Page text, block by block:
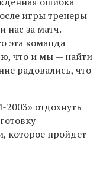
игры тренеры
нас за матч.
эта команда
что и мы — найти
радовались, что
отдохнуть
которое пройдет